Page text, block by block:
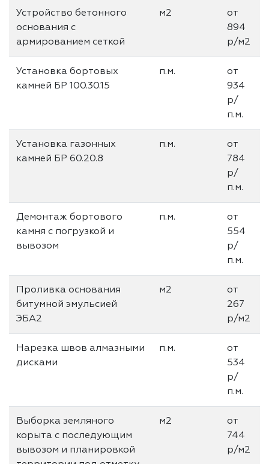
Устройство бетонного
основания с
армированием сеткой
м2
от
894
р/м2
Установка бортовых
камней БР 100.30.15
п.м.
от
934
р/
п.м.
Установка газонных
камней БР 60.20.8
п.м.
от
784
р/
п.м.
Демонтаж бортового
камня с погрузкой и
вывозом
п.м.
от
554
р/
п.м.
Проливка основания
битумной эмульсией
ЭБА2
м2
от
267
р/м2
Нарезка швов алмазными
дисками
п.м.
от
534
р/
п.м.
Выборка земляного
корыта с последующим
вывозом и планировкой
м2
от
744
р/м2